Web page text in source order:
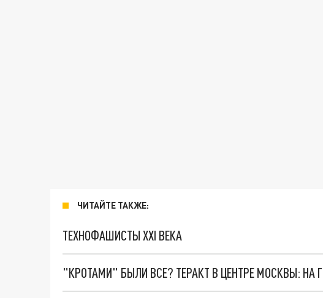
ЧИТАЙТЕ ТАКЖЕ:
ТЕХНОФАШИСТЫ XXI ВЕКА
"КРОТАМИ" БЫЛИ ВСЕ? ТЕРАКТ В ЦЕНТРЕ МОСКВЫ: